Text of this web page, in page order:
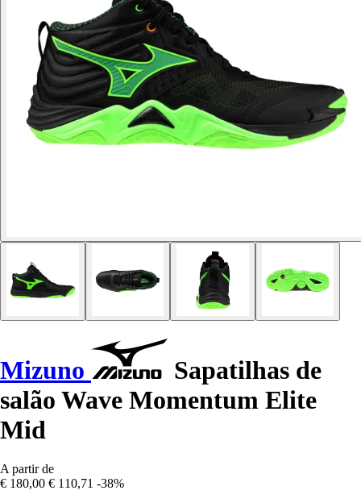
Mizuno
Sapatilhas de
salão Wave Momentum Elite
Mid
A partir de
€ 180,00 € 110,71 -38%